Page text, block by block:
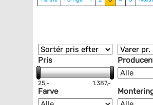
Pris
25,- 1.387,-
Farve